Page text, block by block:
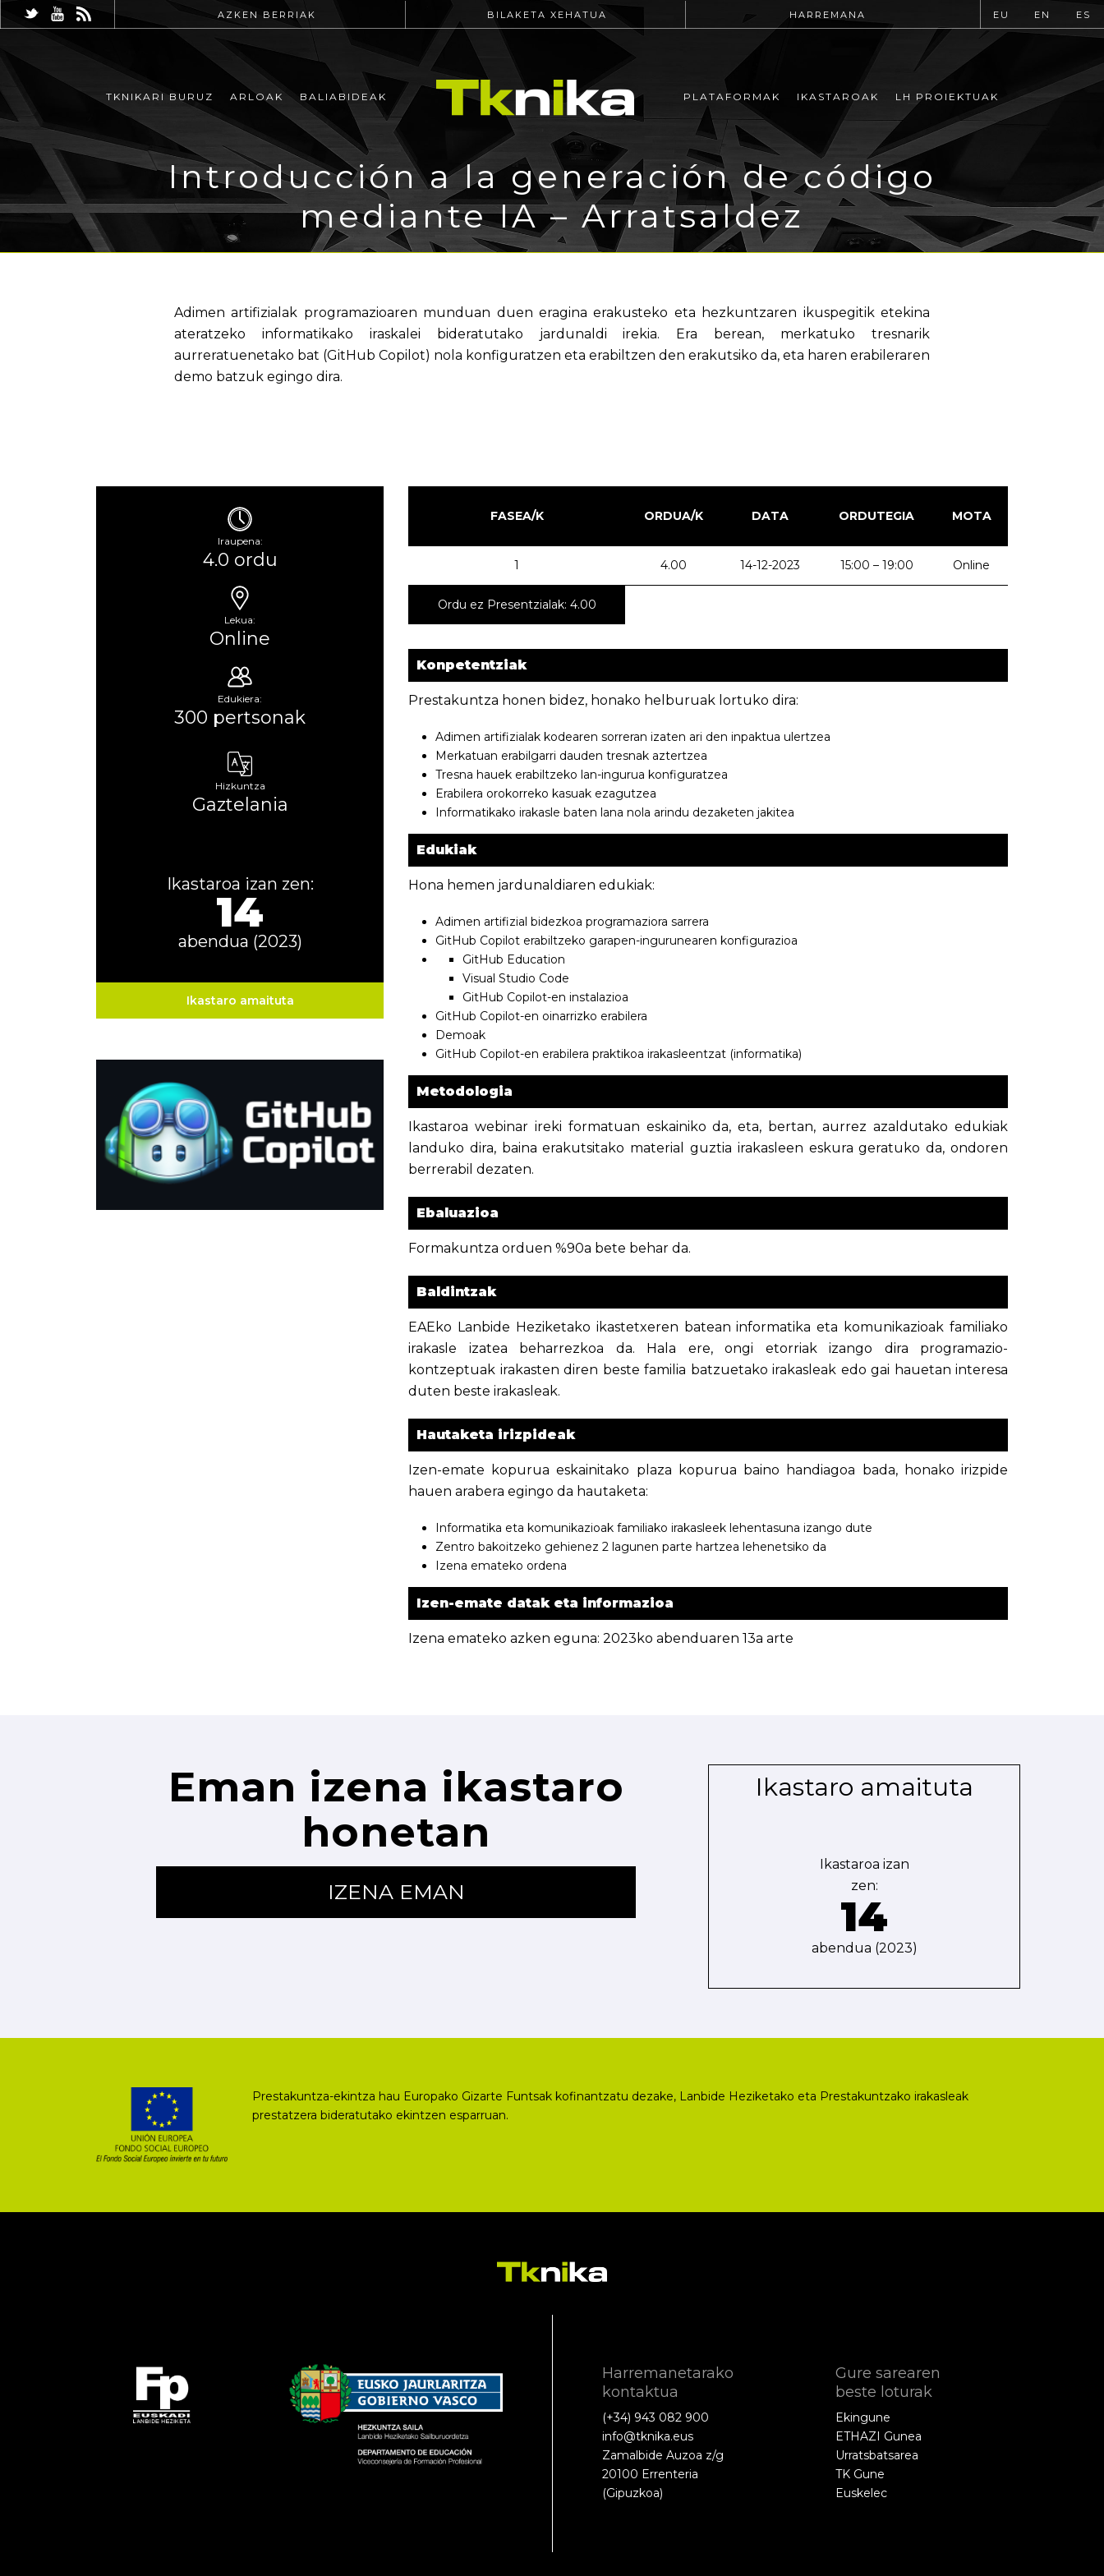
AZKEN BERRIAK BILAKETA XEHATUA HARREMANA EU EN ES
TKNIKARI BURUZ ARLOAK BALIABIDEAK PLATAFORMAK IKASTAROAK LH PROIEKTUAK
Introducción a la generación de código
mediante IA – Arratsaldez
Adimen artifizialak programazioaren munduan duen eragina erakusteko eta hezkuntzaren ikuspegitik etekina
ateratzeko informatikako iraskalei bideratutako jardunaldi irekia. Era berean, merkatuko tresnarik
aurreratuenetako bat (GitHub Copilot) nola konfiguratzen eta erabiltzen den erakutsiko da, eta haren erabileraren
demo batzuk egingo dira.
Iraupena:
4.0 ordu
Lekua:
Online
Edukiera:
300 pertsonak
Hizkuntza
Gaztelania
Ikastaroa izan zen:
14
abendua (2023)
Ikastaro amaituta
FASEA/K ORDUA/K DATA ORDUTEGIA MOTA
1 4.00 14-12-2023 15:00 – 19:00 Online
Ordu ez Presentzialak: 4.00
Konpetentziak
Prestakuntza honen bidez, honako helburuak lortuko dira:
Adimen artifizialak kodearen sorreran izaten ari den inpaktua ulertzea
Merkatuan erabilgarri dauden tresnak aztertzea
Tresna hauek erabiltzeko lan-ingurua konfiguratzea
Erabilera orokorreko kasuak ezagutzea
Informatikako irakasle baten lana nola arindu dezaketen jakitea
Edukiak
Hona hemen jardunaldiaren edukiak:
Adimen artifizial bidezkoa programaziora sarrera
GitHub Copilot erabiltzeko garapen-ingurunearen konfigurazioa
GitHub Education
Visual Studio Code
GitHub Copilot-en instalazioa
GitHub Copilot-en oinarrizko erabilera
Demoak
GitHub Copilot-en erabilera praktikoa irakasleentzat (informatika)
Metodologia
Ikastaroa webinar ireki formatuan eskainiko da, eta, bertan, aurrez azaldutako edukiak
landuko dira, baina erakutsitako material guztia irakasleen eskura geratuko da, ondoren
berrerabil dezaten.
Ebaluazioa
Formakuntza orduen %90a bete behar da.
Baldintzak
EAEko Lanbide Heziketako ikastetxeren batean informatika eta komunikazioak familiako
irakasle izatea beharrezkoa da. Hala ere, ongi etorriak izango dira programazio-
kontzeptuak irakasten diren beste familia batzuetako irakasleak edo gai hauetan interesa
duten beste irakasleak.
Hautaketa irizpideak
Izen-emate kopurua eskainitako plaza kopurua baino handiagoa bada, honako irizpide
hauen arabera egingo da hautaketa:
Informatika eta komunikazioak familiako irakasleek lehentasuna izango dute
Zentro bakoitzeko gehienez 2 lagunen parte hartzea lehenetsiko da
Izena emateko ordena
Izen-emate datak eta informazioa
Izena emateko azken eguna: 2023ko abenduaren 13a arte
Eman izena ikastaro
honetan
IZENA EMAN
Ikastaro amaituta
Ikastaroa izan
zen:
14
abendua (2023)
Prestakuntza-ekintza hau Europako Gizarte Funtsak kofinantzatu dezake, Lanbide Heziketako eta Prestakuntzako irakasleak
prestatzera bideratutako ekintzen esparruan.
Harremanetarako
kontaktua
(+34) 943 082 900
info@tknika.eus
Zamalbide Auzoa z/g
20100 Errenteria
(Gipuzkoa)
Gure sarearen
beste loturak
Ekingune
ETHAZI Gunea
Urratsbatsarea
TK Gune
Euskelec